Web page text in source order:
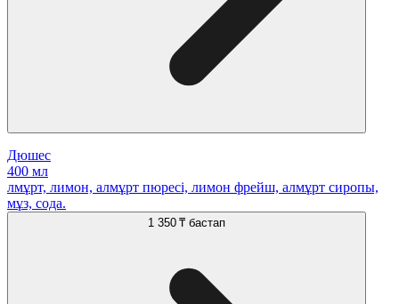
Дюшес
400 мл
лмұрт, лимон, алмұрт пюресі, лимон фрейш, алмұрт сиропы,
мұз, сода.
1 350 ₸ бастап